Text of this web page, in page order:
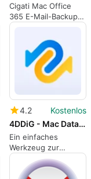
Cigati Mac Office
365 E-Mail-Backup-
Tool für Postfach-
4.2
Kostenlos
4DDiG - Mac Data Recovery
Ein einfaches
Werkzeug zur
Wiederherstellung
verlorener Dateien